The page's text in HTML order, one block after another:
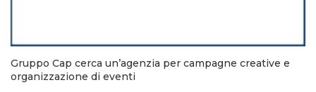
Gruppo Cap cerca un’agenzia per campagne creative e
organizzazione di eventi